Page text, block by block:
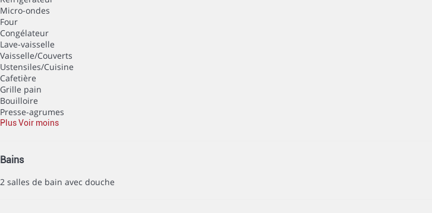
Micro-ondes
Four
Congélateur
Lave-vaisselle
Vaisselle/Couverts
Ustensiles/Cuisine
Cafetière
Grille pain
Bouilloire
Presse-agrumes
PlusVoir moins
Bains
2 salles de bain avec douche